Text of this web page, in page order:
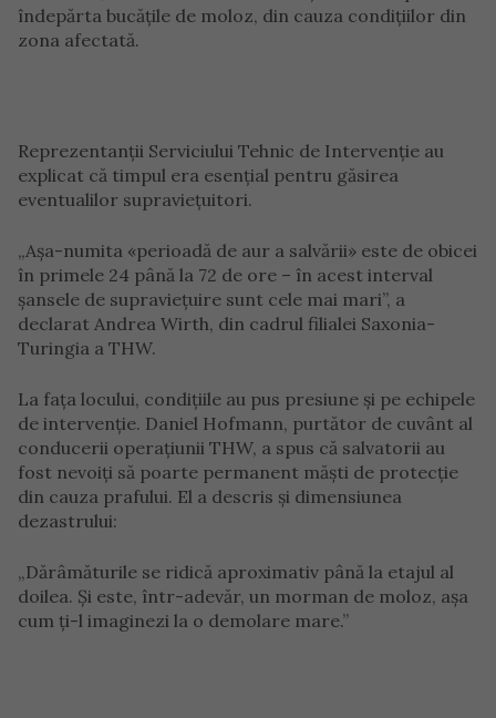
îndepărta bucățile de moloz, din cauza condițiilor din
zona afectată.
Reprezentanții Serviciului Tehnic de Intervenție au
explicat că timpul era esențial pentru găsirea
eventualilor supraviețuitori.
„Așa-numita «perioadă de aur a salvării» este de obicei
în primele 24 până la 72 de ore – în acest interval
șansele de supraviețuire sunt cele mai mari”, a
declarat Andrea Wirth, din cadrul filialei Saxonia-
Turingia a THW.
La fața locului, condițiile au pus presiune și pe echipele
de intervenție. Daniel Hofmann, purtător de cuvânt al
conducerii operațiunii THW, a spus că salvatorii au
fost nevoiți să poarte permanent măști de protecție
din cauza prafului. El a descris și dimensiunea
dezastrului:
„Dărâmăturile se ridică aproximativ până la etajul al
doilea. Și este, într-adevăr, un morman de moloz, așa
cum ți-l imaginezi la o demolare mare.”